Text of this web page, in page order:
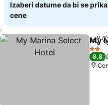
Izaberi datume da bi se
cene
Deli
My
2
8,8